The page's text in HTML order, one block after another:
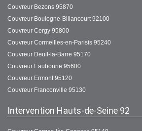
Couvreur Bezons 95870
Couvreur Boulogne-Billancourt 92100
Couvreur Cergy 95800
Couvreur Cormeilles-en-Parisis 95240
Couvreur Deuil-la-Barre 95170
Couvreur Eaubonne 95600
Couvreur Ermont 95120
Couvreur Franconville 95130
Intervention Hauts-de-Seine 92